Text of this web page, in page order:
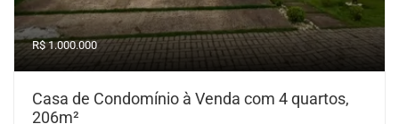
R$ 1.000.000
Casa de Condomínio à Venda com 4 quartos,
206m²